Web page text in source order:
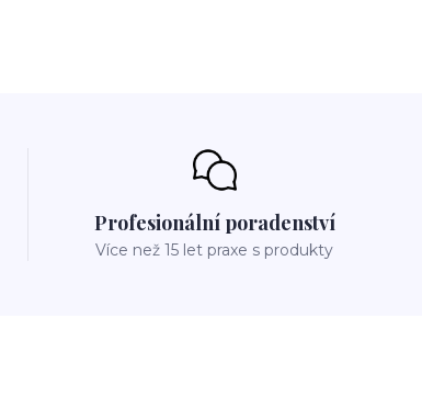
Profesionální poradenství
Více než 15 let praxe s produkty